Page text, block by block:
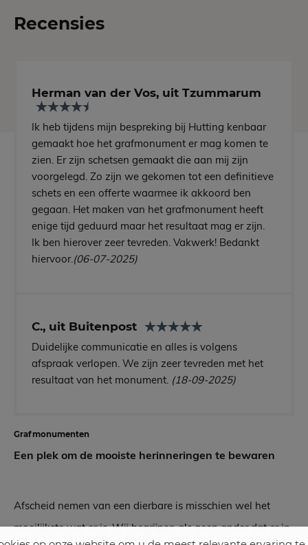
Recensies
Herman van der Vos, uit Tzummarum
Ik heb tijdens mijn bespreking bij Hutting kenbaar
gemaakt hoe het grafmonument er mag komen te
zien. Er zijn schetsen gemaakt die aan mij zijn
voorgelegd. Zo zijn we gekomen tot een definitieve
schets en een offerte waarmee ik akkoord ben
gegaan. Het maken van het grafmonument heeft
enige tijd geduurd maar het resultaat mag er zijn.
Ik ben hierover zeer tevreden. Vakwerk! Bedankt
hiervoor.(06-07-2025)
C., uit Buitenpost
Duidelijke communicatie en alles is volgens
afspraak verlopen. We zijn zeer tevreden met het
resultaat van het monument. (18-09-2025)
Grafmonumenten
Een plek om de mooiste herinneringen te bewaren
Afscheid nemen van een dierbare is misschien wel het
moeilijkste wat er is. Wij begrijpen als geen ander dat er in